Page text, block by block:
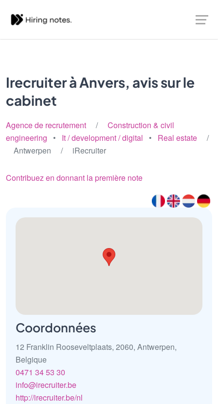
Irecruiter à Anvers, avis sur le
cabinet
Agence de recrutement / Construction & civil
engineering • It / development / digital • Real estate /
Antwerpen / iRecruiter
Contribuez en donnant la première note
Coordonnées
12 Franklin Rooseveltplaats, 2060, Antwerpen,
Belgique
0471 34 53 30
info@irecruiter.be
http://irecruiter.be/nl